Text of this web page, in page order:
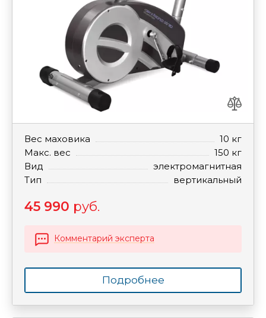
Вес маховика
10 кг
Макс. вес
150 кг
Вид
электромагнитная
Тип
вертикальный
45 990 руб.
Комментарий эксперта
Подробнее